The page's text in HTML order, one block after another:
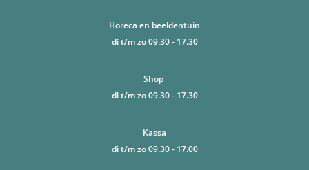
Horeca en beeldentuin
di t/m zo 09.30 - 17.30
Shop
di t/m zo 09.30 - 17.30
Kassa
di t/m zo 09.30 - 17.00